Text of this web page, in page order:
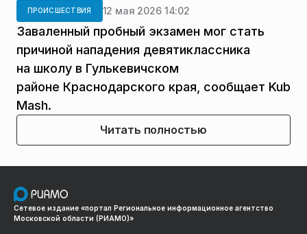
ПРОИСШЕСТВИЯ 12 мая 2026 14:02
Заваленный пробный экзамен мог стать
причиной нападения девятиклассника
на школу в Гулькевичском
районе Краснодарского края, сообщает Kub
Mash.
Читать полностью
Сетевое издание «портал Региональное информационное агентство
Московской области (РИАМО)»